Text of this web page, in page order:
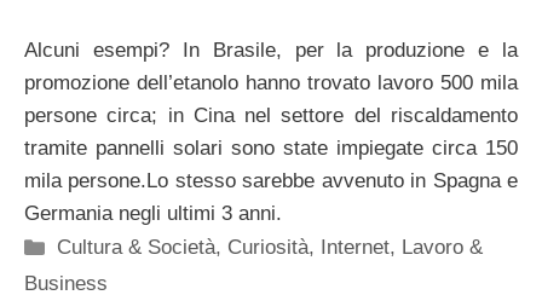
Alcuni esempi? In Brasile, per la produzione e la
promozione dell’etanolo hanno trovato lavoro 500 mila
persone circa; in Cina nel settore del riscaldamento
tramite pannelli solari sono state impiegate circa 150
mila persone.Lo stesso sarebbe avvenuto in Spagna e
Germania negli ultimi 3 anni.
Categorie
Cultura & Società, Curiosità, Internet, Lavoro &
Business